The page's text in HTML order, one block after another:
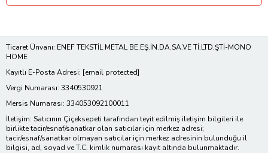
Ticaret Ünvanı: ENEF TEKSTİL METAL BE.EŞ.İN.DA.SA.VE Tİ.LTD.ŞTİ-MONO
HOME
Kayıtlı E-Posta Adresi: [email protected]
Vergi Numarası: 3340530921
Mersis Numarası: 334053092100011
İletişim: Satıcının Çiçeksepeti tarafından teyit edilmiş iletişim bilgileri ile
birlikte tacir/esnaf/sanatkar olan satıcılar için merkez adresi;
tacir/esnaf/sanatkar olmayan satıcılar için merkez adresinin bulunduğu il
bilgisi, ad, soyad ve T.C. kimlik numarası kayıt altında bulunmaktadır.